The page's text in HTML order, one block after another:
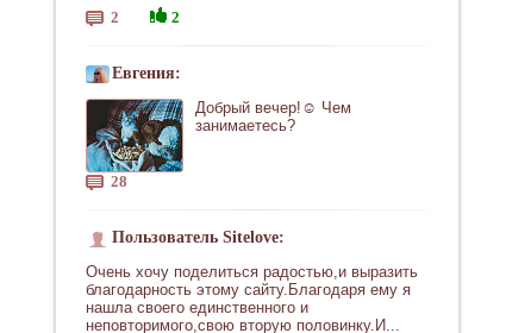
2 2
Евгения:
Добрый вечер!☺ Чем
занимаетесь?
28
Пользователь Sitelove:
Очень хочу поделиться радостью,и выразить
благодарность этому сайту.Благодаря ему я
нашла своего единственного и
неповторимого,свою вторую половинку.И...